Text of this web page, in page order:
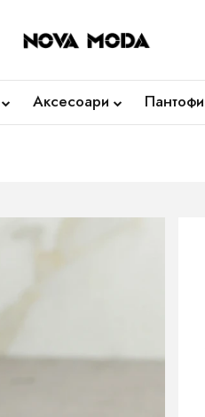
Аксесоари Пантофи